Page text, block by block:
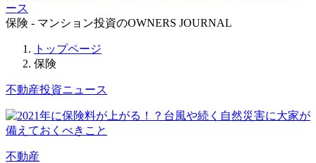
ース
保険 - マンション投資のOWNERS JOURNAL
トップページ
保険
不動産投資ニュース
不動産